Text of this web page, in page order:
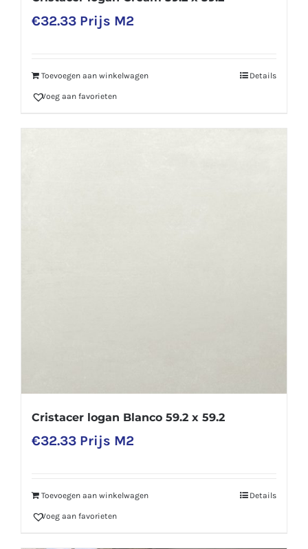
€32.33 Prijs M2
Toevoegen aan winkelwagen Details
Voeg aan favorieten
Cristacer logan Blanco 59.2 x 59.2
€32.33 Prijs M2
Toevoegen aan winkelwagen Details
Voeg aan favorieten